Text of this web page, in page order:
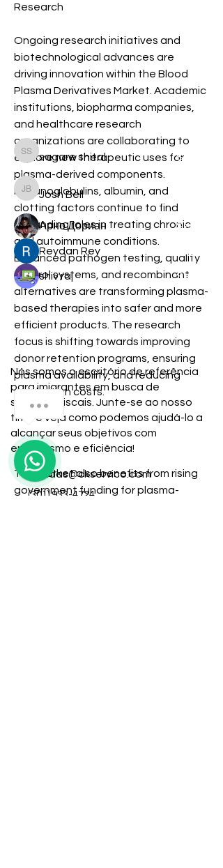
Research
Ongoing research initiatives and
biotechnological advances are
driving innovation within the Blood
Plasma Derivatives Market. Academic
institutions, biopharma companies,
and healthcare research
organizations are collaborating to
explore new therapeutic uses for
plasma-derived components.
Immunoglobulins, albumin, and
clotting factors continue to find
expanding roles in treating chronic
and autoimmune conditions.
Enhanced pathogen testing, quality
control systems, and recombinant
alternatives are transforming plasma-
based therapies into safer and more
efficient products. The research
focus is shifting towards improving
donor retention programs, ensuring
plasma availability, and reducing
production costs.
Blood Plasma Derivatives Market
The market also benefits from rising
government funding for plasma-
Acerca de
Welcome to the group! You can
connect with other members, ge...
Leer más
Miembros
sagare shital
sagare shital Seguir
Josh Bell
Josh Bell
Арно Дориан Seguir
Reydan Rey
shiv raj
Seguir
Ver todos los miembros (9)
Nós somos o escritório de referência
para imigrantes em busca de
soluções fiscais. Junte-se ao nosso
time e veja como podemos ajudá-lo a
alcançar seus objetivos com
entusiasmo e eficiência!
duvidas@ckservico.com
(301) 933-4724
No que podemos ajudar você ?
1